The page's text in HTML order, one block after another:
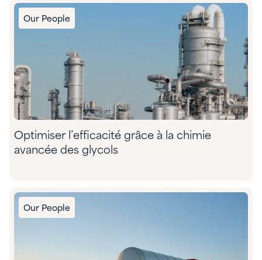
Our People
Optimiser l’efficacité grâce à la chimie
avancée des glycols
Our People